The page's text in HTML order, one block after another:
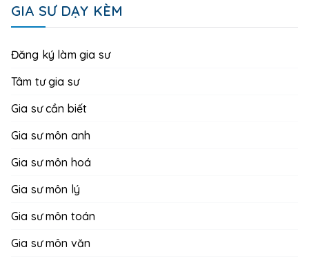
GIA SƯ DẠY KÈM
Đăng ký làm gia sư
Tâm tư gia sư
Gia sư cần biết
Gia sư môn anh
Gia sư môn hoá
Gia sư môn lý
Gia sư môn toán
Gia sư môn văn